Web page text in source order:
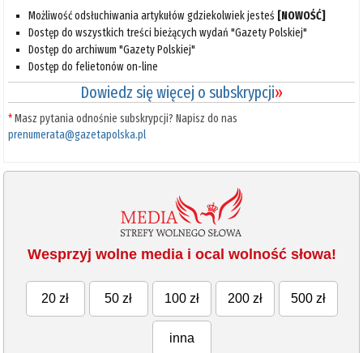
Możliwość odsłuchiwania artykułów gdziekolwiek jesteś [NOWOŚĆ]
Dostęp do wszystkich treści bieżących wydań "Gazety Polskiej"
Dostęp do archiwum "Gazety Polskiej"
Dostęp do felietonów on-line
Dowiedz się więcej o subskrypcji»
*Masz pytania odnośnie subskrypcji? Napisz do nas
prenumerata@gazetapolska.pl
Wesprzyj wolne media i ocal wolność słowa!
20 zł 50 zł 100 zł 200 zł 500 zł
inna